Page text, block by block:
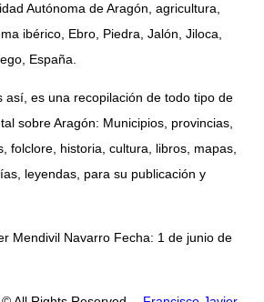
Autónoma de Aragón, agricultura,
ibérico, Ebro, Piedra, Jalón, Jiloca,
España.
así, es una recopilación de todo tipo de
sobre Aragón: Municipios, provincias,
folclore, historia, cultura, libros, mapas,
leyendas, para su publicación y
Mendivil Navarro Fecha: 1 de junio de